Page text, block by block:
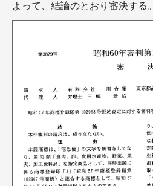
よって、結論のとおり審決する。